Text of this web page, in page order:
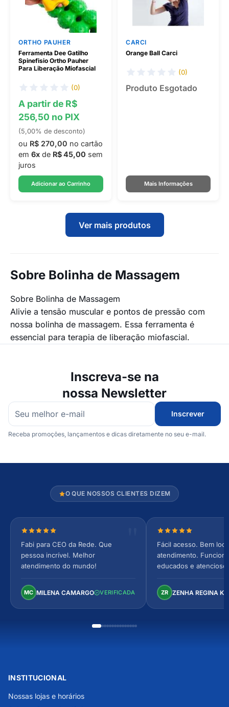
ORTHO PAUHER
Ferramenta Dee Gatilho
Spinefisio Ortho Pauher
Para Liberação Miofascial
(0)
A partir de R$
256,50 no PIX
(5,00% de desconto)
ou R$ 270,00 no cartão
em 6x de R$ 45,00 sem
juros
Adicionar ao Carrinho
CARCI
Orange Ball Carci
(0)
Produto Esgotado
Mais Informações
Ver mais produtos
Sobre Bolinha de Massagem
Sobre Bolinha de Massagem
Alivie a tensão muscular e pontos de pressão com
nossa bolinha de massagem. Essa ferramenta é
essencial para terapia de liberação miofascial.
Inscreva-se na
nossa Newsletter
Inscrever
Receba promoções, lançamentos e dicas diretamente no seu e-mail.
O QUE NOSSOS CLIENTES DIZEM
Nota 5 de 5 estrelas
Fabi para CEO da Rede. Que
pessoa incrível. Melhor
atendimento do mundo!
MC MILENA CAMARGO VERIFICADA
Nota 5 de 5
Fácil acesso. Bem
atendimento.
educados e
Perfeito!
ZR ZENHA REGINA
INSTITUCIONAL
Nossas lojas e horários